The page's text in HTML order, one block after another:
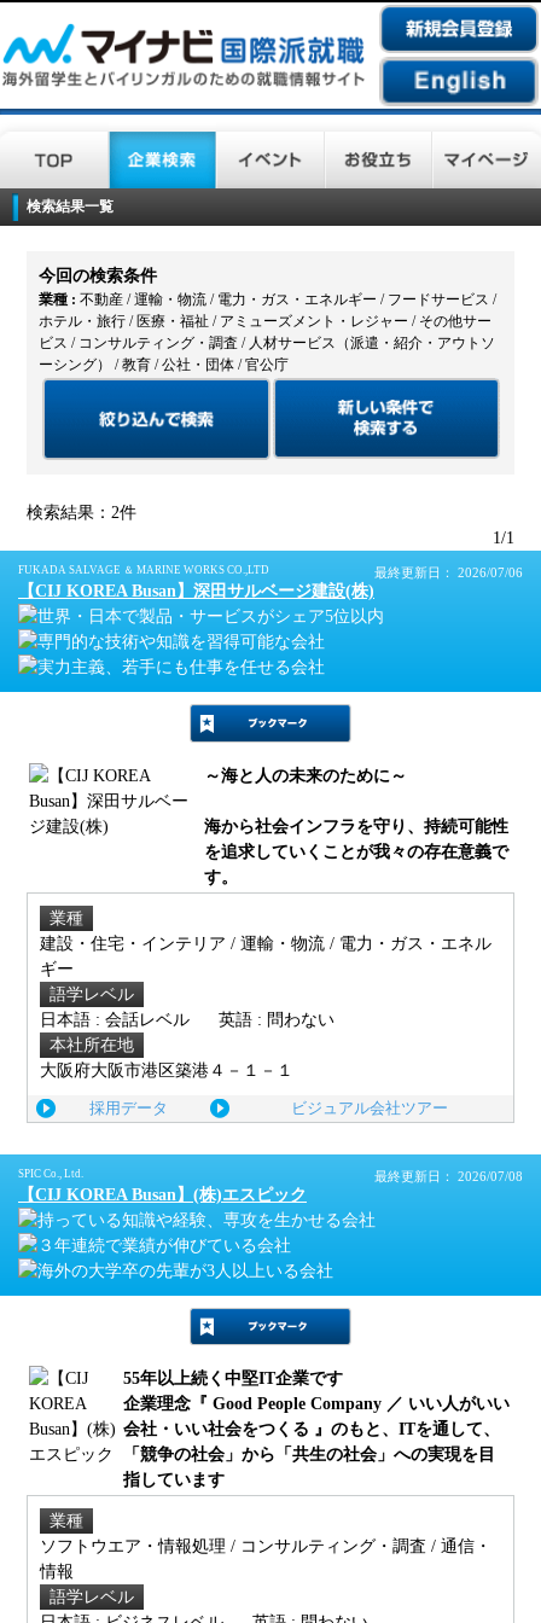
検索結果一覧
今回の検索条件
業種 :不動産 / 運輸・物流 / 電力・ガス・エネルギー / フードサービス /
ホテル・旅行 / 医療・福祉 / アミューズメント・レジャー / その他サー
ビス / コンサルティング・調査 / 人材サービス（派遣・紹介・アウトソ
ーシング） / 教育 / 公社・団体 / 官公庁
検索結果：2件
1/1
FUKADA SALVAGE ＆ MARINE WORKS CO.,LTD 最終更新日： 2026/07/06
【CIJ KOREA Busan】深田サルベージ建設(株)
～海と人の未来のために～
海から社会インフラを守り、持続可能性
を追求していくことが我々の存在意義で
す。
業種
建設・住宅・インテリア / 運輸・物流 / 電力・ガス・エネル
ギー
語学レベル
日本語 : 会話レベル
英語 : 問わない
本社所在地
大阪府大阪市港区築港４－１－１
採用データ ビジュアル会社ツアー
SPIC Co., Ltd. 最終更新日： 2026/07/08
【CIJ KOREA Busan】(株)エスピック
55年以上続く中堅IT企業です
企業理念『 Good People Company ／ いい人がいい
会社・いい社会をつくる 』のもと、ITを通して、
「競争の社会」から「共生の社会」への実現を目
指しています
業種
ソフトウエア・情報処理 / コンサルティング・調査 / 通信・
情報
語学レベル